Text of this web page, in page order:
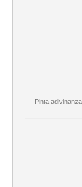
Pinta